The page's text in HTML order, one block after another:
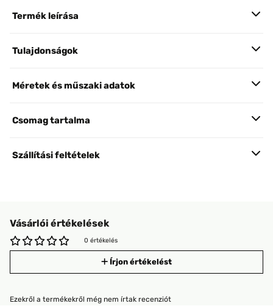
Termék leírása
Tulajdonságok
Méretek és műszaki adatok
Csomag tartalma
Szállítási feltételek
Vásárlói értékelések
0 értékelés
Írjon értékelést
Ezekről a termékekről még nem írtak recenziót